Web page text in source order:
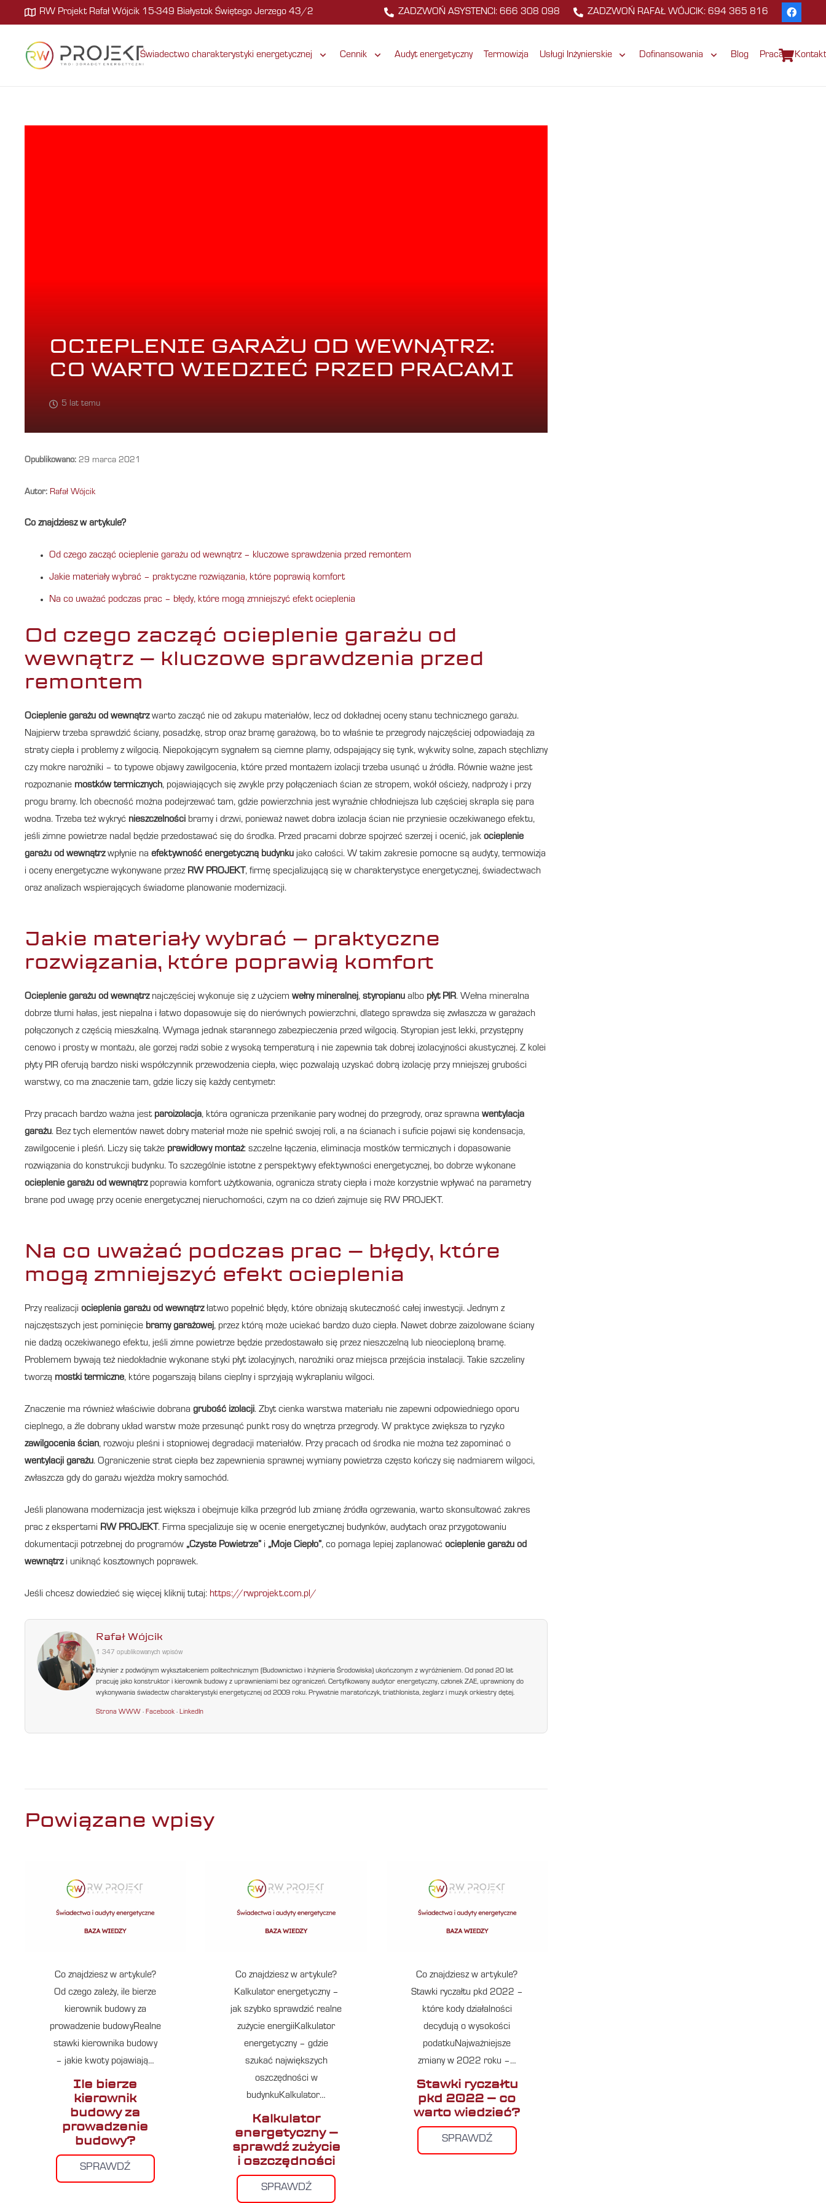
RW Projekt Rafał Wójcik 15-349 Białystok Świętego Jerzego 43/2 ZADZWOŃ ASYSTENCI: 666 308 098 ZADZWOŃ RAFAŁ WÓJCIK: 694 365 816
Świadectwo charakterystyki energetycznej Cennik Audyt energetyczny Termowizja Usługi Inżynierskie Dofinansowania Blog Praca Kontakt
OCIEPLENIE GARAŻU OD WEWNĄTRZ:
CO WARTO WIEDZIEĆ PRZED PRACAMI
5 lat temu
Opublikowano: 29 marca 2021
Autor: Rafał Wójcik
Co znajdziesz w artykule?
Od czego zacząć ocieplenie garażu od wewnątrz – kluczowe sprawdzenia przed remontem
Jakie materiały wybrać – praktyczne rozwiązania, które poprawią komfort
Na co uważać podczas prac – błędy, które mogą zmniejszyć efekt ocieplenia
Od czego zacząć ocieplenie garażu od
wewnątrz – kluczowe sprawdzenia przed
remontem
Ocieplenie garażu od wewnątrzwarto zacząć nie od zakupu materiałów, lecz od dokładnej oceny stanu technicznego garażu.
Najpierw trzeba sprawdzić ściany, posadzkę, strop oraz bramę garażową, bo to właśnie te przegrody najczęściej odpowiadają za
straty ciepła i problemy z wilgocią. Niepokojącym sygnałem są ciemne plamy, odspajający się tynk, wykwity solne, zapach stęchlizny
czy mokre narożniki – to typowe objawy zawilgocenia, które przed montażem izolacji trzeba usunąć u źródła. Równie ważne jest
rozpoznanie mostków termicznych, pojawiających się zwykle przy połączeniach ścian ze stropem, wokół ościeży, nadproży i przy
progu bramy. Ich obecność można podejrzewać tam, gdzie powierzchnia jest wyraźnie chłodniejsza lub częściej skrapla się para
wodna. Trzeba też wykryć nieszczelności bramy i drzwi, ponieważ nawet dobra izolacja ścian nie przyniesie oczekiwanego efektu,
jeśli zimne powietrze nadal będzie przedostawać się do środka. Przed pracami dobrze spojrzeć szerzej i ocenić, jak ocieplenie
garażu od wewnątrzwpłynie na efektywność energetyczną budynku jako całości. W takim zakresie pomocne są audyty, termowizja
i oceny energetyczne wykonywane przez RW PROJEKT, firmę specjalizującą się w charakterystyce energetycznej, świadectwach
oraz analizach wspierających świadome planowanie modernizacji.
Jakie materiały wybrać – praktyczne
rozwiązania, które poprawią komfort
Ocieplenie garażu od wewnątrznajczęściej wykonuje się z użyciem wełny mineralnej, styropianu albo płyt PIR. Wełna mineralna
dobrze tłumi hałas, jest niepalna i łatwo dopasowuje się do nierównych powierzchni, dlatego sprawdza się zwłaszcza w garażach
połączonych z częścią mieszkalną. Wymaga jednak starannego zabezpieczenia przed wilgocią. Styropian jest lekki, przystępny
cenowo i prosty w montażu, ale gorzej radzi sobie z wysoką temperaturą i nie zapewnia tak dobrej izolacyjności akustycznej. Z kolei
płyty PIR oferują bardzo niski współczynnik przewodzenia ciepła, więc pozwalają uzyskać dobrą izolację przy mniejszej grubości
warstwy, co ma znaczenie tam, gdzie liczy się każdy centymetr.
Przy pracach bardzo ważna jest paroizolacja, która ogranicza przenikanie pary wodnej do przegrody, oraz sprawna wentylacja
garażu. Bez tych elementów nawet dobry materiał może nie spełnić swojej roli, a na ścianach i suficie pojawi się kondensacja,
zawilgocenie i pleśń. Liczy się także prawidłowy montaż: szczelne łączenia, eliminacja mostków termicznych i dopasowanie
rozwiązania do konstrukcji budynku. To szczególnie istotne z perspektywy efektywności energetycznej, bo dobrze wykonane
ocieplenie garażu od wewnątrzpoprawia komfort użytkowania, ogranicza straty ciepła i może korzystnie wpływać na parametry
brane pod uwagę przy ocenie energetycznej nieruchomości, czym na co dzień zajmuje się RW PROJEKT.
Na co uważać podczas prac – błędy, które
mogą zmniejszyć efekt ocieplenia
Przy realizacji ocieplenia garażu od wewnątrzłatwo popełnić błędy, które obniżają skuteczność całej inwestycji. Jednym z
najczęstszych jest pominięcie bramy garażowej, przez którą może uciekać bardzo dużo ciepła. Nawet dobrze zaizolowane ściany
nie dadzą oczekiwanego efektu, jeśli zimne powietrze będzie przedostawało się przez nieszczelną lub nieocieploną bramę.
Problemem bywają też niedokładnie wykonane styki płyt izolacyjnych, narożniki oraz miejsca przejścia instalacji. Takie szczeliny
tworzą mostki termiczne, które pogarszają bilans cieplny i sprzyjają wykraplaniu wilgoci.
Znaczenie ma również właściwie dobrana grubość izolacji. Zbyt cienka warstwa materiału nie zapewni odpowiedniego oporu
cieplnego, a źle dobrany układ warstw może przesunąć punkt rosy do wnętrza przegrody. W praktyce zwiększa to ryzyko
zawilgocenia ścian, rozwoju pleśni i stopniowej degradacji materiałów. Przy pracach od środka nie można też zapominać o
wentylacji garażu. Ograniczenie strat ciepła bez zapewnienia sprawnej wymiany powietrza często kończy się nadmiarem wilgoci,
zwłaszcza gdy do garażu wjeżdża mokry samochód.
Jeśli planowana modernizacja jest większa i obejmuje kilka przegród lub zmianę źródła ogrzewania, warto skonsultować zakres
prac z ekspertami RW PROJEKT. Firma specjalizuje się w ocenie energetycznej budynków, audytach oraz przygotowaniu
dokumentacji potrzebnej do programów „Czyste Powietrze” i „Moje Ciepło”, co pomaga lepiej zaplanować ocieplenie garażu od
wewnątrzi uniknąć kosztownych poprawek.
Jeśli chcesz dowiedzieć się więcej kliknij tutaj: https://rwprojekt.com.pl/
Rafał Wójcik
1 347 opublikowanych wpisów
Inżynier z podwójnym wykształceniem politechnicznym (Budownictwo i Inżynieria Środowiska) ukończonym z wyróżnieniem. Od ponad 20 lat
pracuję jako konstruktor i kierownik budowy z uprawnieniami bez ograniczeń. Certyfikowany audytor energetyczny, członek ZAE, uprawniony do
wykonywania świadectw charakterystyki energetycznej od 2009 roku. Prywatnie maratończyk, triathlonista, żeglarz i muzyk orkiestry dętej.
Strona WWW ·Facebook ·LinkedIn
Powiązane wpisy
Co znajdziesz w artykule?
Od czego zależy, ile bierze
kierownik budowy za
prowadzenie budowyRealne
stawki kierownika budowy
– jakie kwoty pojawiają…
Ile bierze
kierownik
budowy za
prowadzenie
budowy?
SPRAWDŹ
Co znajdziesz w artykule?
Kalkulator energetyczny –
jak szybko sprawdzić realne
zużycie energiiKalkulator
energetyczny – gdzie
szukać największych
oszczędności w
budynkuKalkulator…
Kalkulator
energetyczny –
sprawdź zużycie
i oszczędności
SPRAWDŹ
Co znajdziesz w artykule?
Stawki ryczałtu pkd 2022 –
które kody działalności
decydują o wysokości
podatkuNajważniejsze
zmiany w 2022 roku –…
Stawki ryczałtu
pkd 2022 – co
warto wiedzieć?
SPRAWDŹ